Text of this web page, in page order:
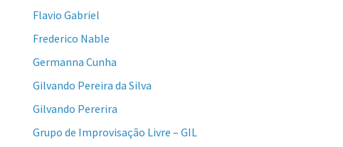
Flavio Gabriel
Frederico Nable
Germanna Cunha
Gilvando Pereira da Silva
Gilvando Pererira
Grupo de Improvisação Livre – GIL